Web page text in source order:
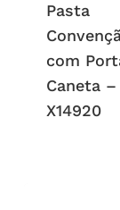
Pasta
com
Caneta –
X14920